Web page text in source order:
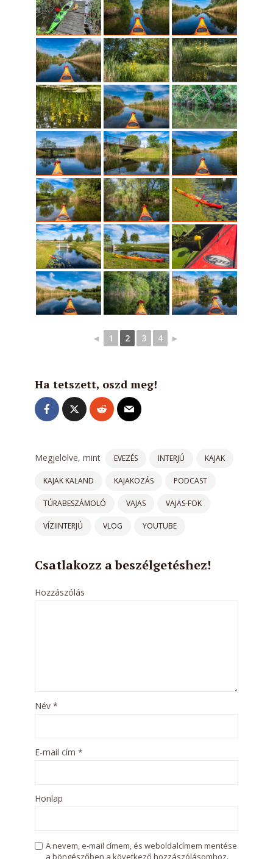
◄ 1 2 3 4 ►
Ha tetszett, oszd meg!
Megjelölve, mint EVEZÉS INTERJÚ KAJAK
KAJAK KALAND KAJAKOZÁS PODCAST
TÚRABESZÁMOLÓ VAJAS VAJAS-FOK
VÍZIINTERJÚ VLOG YOUTUBE
Csatlakozz a beszélgetéshez!
Hozzászólás
Név *
E-mail cím *
Honlap
A nevem, e-mail címem, és weboldalcímem mentése
a böngészőben a következő hozzászólásomhoz.